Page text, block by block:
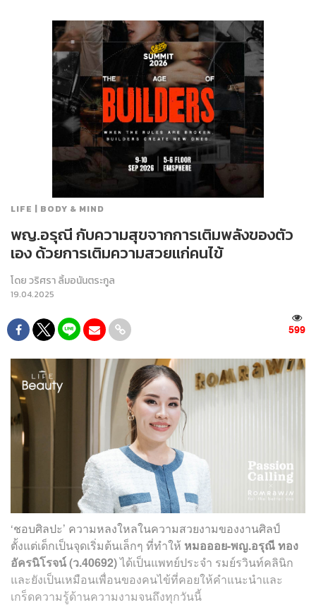
LIFE | BODY & MIND
พญ.อรุณี กับความสุขจากการเติมพลังของตัว
เอง ด้วยการเติมความสวยแก่คนไข้
โดยวริศรา ลิ้มอนันตระกูล
19.04.2025
599
‘ชอบศิลปะ’ ความหลงใหลในความสวยงามของงานศิลป์
ตั้งแต่เด็กเป็นจุดเริ่มต้นเล็กๆ ที่ทำให้ หมอออย-พญ.อรุณี ทอง
อัครนิโรจน์ (ว.40692)ได้เป็นแพทย์ประจำ รมย์รวินท์คลินิก
และยังเป็นเหมือนเพื่อนของคนไข้ที่คอยให้คำแนะนำและ
เกร็ดความรู้ด้านความงามจนถึงทุกวันนี้